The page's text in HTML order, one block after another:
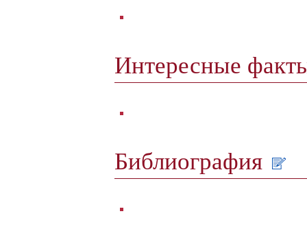
Интересные
Библиография